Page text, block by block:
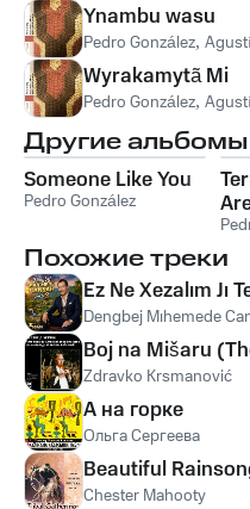
Ynambu wasu
Pedro González,
Wyrakamytã Mi
Pedro González,
Другие
Someone Like You
Pedro González
Похожие треки
Ez Ne Xezalım Jı
Dengbej Mıhemede
Boj na Mišaru
Zdravko Krsmanović
А на горке
Ольга Сергеева
Beautiful
Chester Mahooty